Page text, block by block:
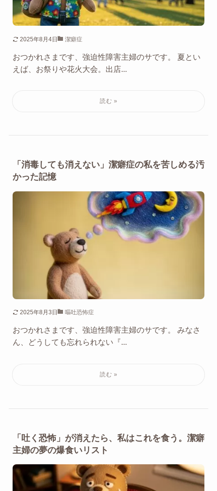
2025年8月4日 潔癖症
おつかれさまです、強迫性障害主婦のサです。 夏とい
えば、お祭りや花火大会。出店...
「消毒しても消えない」潔癖症の私を苦しめる汚
かった記憶
2025年8月3日 嘔吐恐怖症
おつかれさまです、強迫性障害主婦のサです。 みなさ
ん、どうしても忘れられない『...
「吐く恐怖」が消えたら、私はこれを食う。潔癖
主婦の夢の爆食いリスト